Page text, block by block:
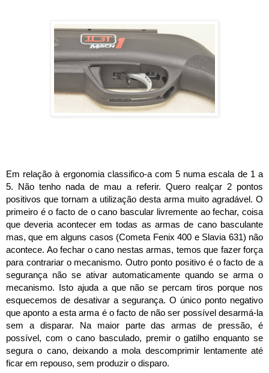
Em relação à ergonomia classifico-a com 5 numa escala de 1 a
5. Não tenho nada de mau a referir. Quero realçar 2 pontos
positivos que tornam a utilização desta arma muito agradável. O
primeiro é o facto de o cano bascular livremente ao fechar, coisa
que deveria acontecer em todas as armas de cano basculante
mas, que em alguns casos (Cometa Fenix 400 e Slavia 631) não
acontece. Ao fechar o cano nestas armas, temos que fazer força
para contrariar o mecanismo. Outro ponto positivo é o facto de a
segurança não se ativar automaticamente quando se arma o
mecanismo. Isto ajuda a que não se percam tiros porque nos
esquecemos de desativar a segurança. O único ponto negativo
que aponto a esta arma é o facto de não ser possível desarmá-la
sem a disparar. Na maior parte das armas de pressão, é
possível, com o cano basculado, premir o gatilho enquanto se
segura o cano, deixando a mola descomprimir lentamente até
ficar em repouso, sem produzir o disparo.